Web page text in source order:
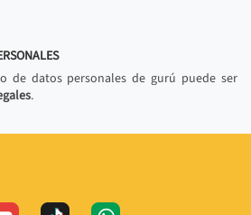
de datos personales de gurú puede ser
.